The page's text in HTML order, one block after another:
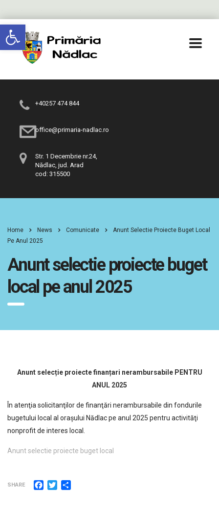
Deschide bara de unelte
+40257 474 844
office@primaria-nadlac.ro
Str. 1 Decembrie nr.24,
Nădlac, jud. Arad
cod: 315500
Home News Comunicate
Anunt Selectie Proiecte Buget Local
Pe Anul 2025
Anunt selectie proiecte buget
local pe anul 2025
Anunt selecție proiecte finanțari nerambursabile PENTRU
ANUL 2025
În atenţia solicitanţilor de finanţări nerambursabile din fondurile
bugetului local al orașului Nădlac pe anul 2025 pentru activităţi
nonprofit de interes local.
Anunt selectie proiecte buget local
SHARE Facebook
Twitter